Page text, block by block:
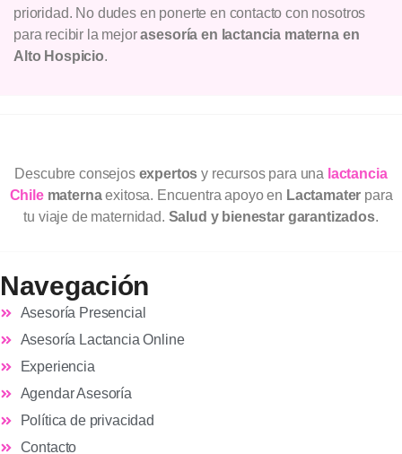
prioridad. No dudes en ponerte en contacto con nosotros
para recibir la mejorasesoría en lactancia materna en
Alto Hospicio.
Descubre consejos expertos y recursos para una lactancia
Chilematernaexitosa. Encuentra apoyo en Lactamater para
tu viaje de maternidad. Salud y bienestar garantizados.
Navegación
Asesoría Presencial
Asesoría Lactancia Online
Experiencia
Agendar Asesoría
Política de privacidad
Contacto